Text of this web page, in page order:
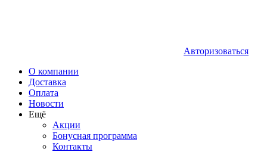
Авторизоваться
О компании
Доставка
Оплата
Новости
Ещё
Акции
Бонусная программа
Контакты